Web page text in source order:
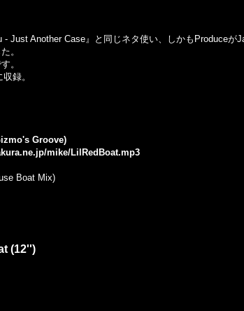
- Just Another Case』と同じネタ使い、しかもProduce
。
。
録。
Groove)
mike/LilRedBoat.mp3
Boat Mix)
(12'')